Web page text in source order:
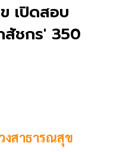
เปิดสอบ
สัชกร' 350
งสาธารณสุข